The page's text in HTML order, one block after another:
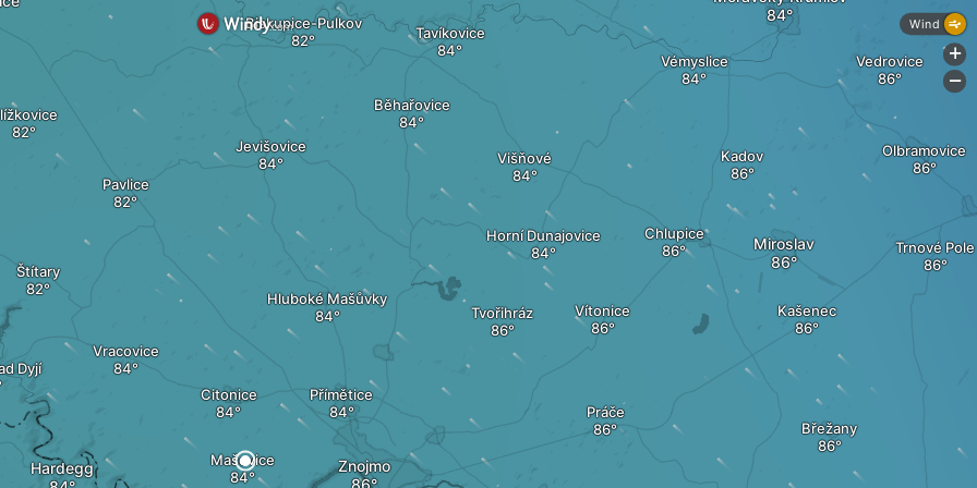
Vracovice
Citonice
Mašovice
Hardegg
Tvořihráz
Přímětice
Znojmo
Jevišovice
Pavlice
Štítary
Višňové
Horní Dunajovice
Tavíkovice
Hluboké Mašůvky
Běhařovice
Dyjí
Břežany
Vítonice Kašenec
Práče
Miroslav
Kadov
Chlupice
Vémyslice
Biskupice-Pulkov
Olbramovice
Vedrovice
Trnové Pole
Wind
+
-